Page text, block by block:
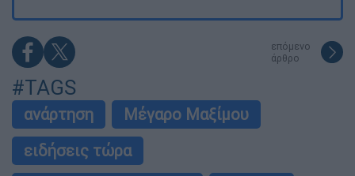
επόμενο
άρθρο
#TAGS
ανάρτηση
Μέγαρο Μαξίμου
ειδήσεις τώρα